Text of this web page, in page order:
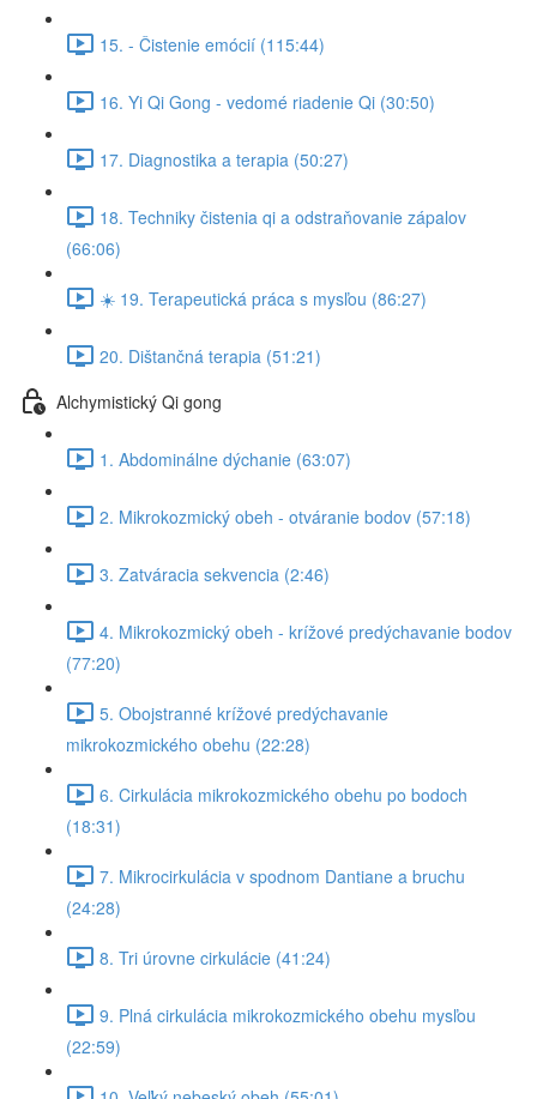
15. - Čistenie emócií (115:44)
16. Yi Qi Gong - vedomé riadenie Qi (30:50)
17. Diagnostika a terapia (50:27)
18. Techniky čistenia qi a odstraňovanie zápalov
(66:06)
☀️ 19. Terapeutická práca s mysľou (86:27)
20. Dištančná terapia (51:21)
Alchymistický Qi gong
1. Abdominálne dýchanie (63:07)
2. Mikrokozmický obeh - otváranie bodov (57:18)
3. Zatváracia sekvencia (2:46)
4. Mikrokozmický obeh - krížové predýchavanie bodov
(77:20)
5. Obojstranné krížové predýchavanie
mikrokozmického obehu (22:28)
6. Cirkulácia mikrokozmického obehu po bodoch
(18:31)
7. Mikrocirkulácia v spodnom Dantiane a bruchu
(24:28)
8. Tri úrovne cirkulácie (41:24)
9. Plná cirkulácia mikrokozmického obehu mysľou
(22:59)